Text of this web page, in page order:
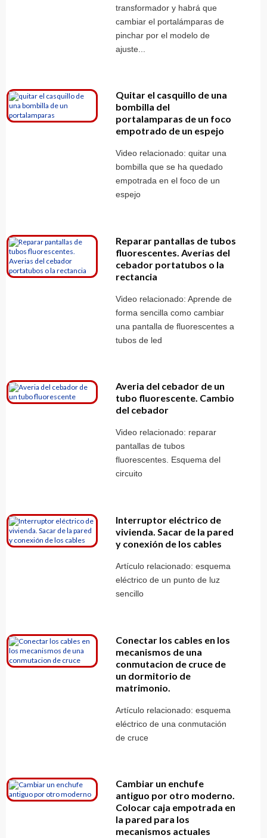
transformador y habrá que
cambiar el portalámparas de
pinchar por el modelo de
ajuste...
Quitar el casquillo de una
bombilla del
portalamparas de un foco
empotrado de un espejo
Video relacionado: quitar una
bombilla que se ha quedado
empotrada en el foco de un
espejo
Reparar pantallas de tubos
fluorescentes. Averias del
cebador portatubos o la
rectancia
Video relacionado: Aprende de
forma sencilla como cambiar
una pantalla de fluorescentes a
tubos de led
Averia del cebador de un
tubo fluorescente. Cambio
del cebador
Video relacionado: reparar
pantallas de tubos
fluorescentes. Esquema del
circuito
Interruptor eléctrico de
vivienda. Sacar de la pared
y conexión de los cables
Artículo relacionado: esquema
eléctrico de un punto de luz
sencillo
Conectar los cables en los
mecanismos de una
conmutacion de cruce de
un dormitorio de
matrimonio.
Artículo relacionado: esquema
eléctrico de una conmutación
de cruce
Cambiar un enchufe
antiguo por otro moderno.
Colocar caja empotrada en
la pared para los
mecanismos actuales